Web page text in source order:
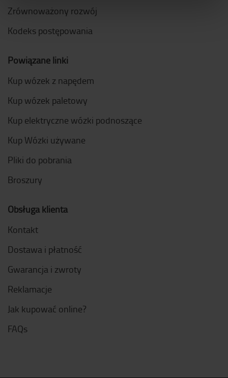
Zrównoważony rozwój
Kodeks postępowania
Powiązane linki
Kup wózek z napędem
Kup wózek paletowy
Kup elektryczne wózki podnoszące
Kup Wózki używane
Pliki do pobrania
Broszury
Obsługa klienta
Kontakt
Dostawa i płatność
Gwarancja i zwroty
Reklamacje
Jak kupować online?
FAQs